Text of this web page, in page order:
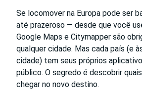
Se locomover na Europa pode ser
até prazeroso — desde que você
Google Maps e Citymapper são
qualquer cidade. Mas cada país (e
cidade) tem seus próprios
público. O segredo é descobrir
chegar no novo destino.